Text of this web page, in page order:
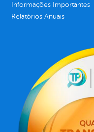
Informações Importantes
Relatórios Anuais